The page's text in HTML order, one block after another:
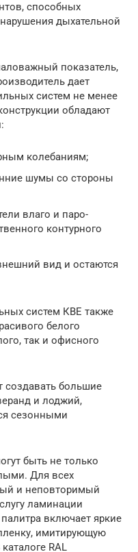
способных
дыхательной
показатель,
дает
систем не менее
обладают
колебаниям;
шумы со стороны
влаго и паро-
контурного
вид и остаются
систем КВЕ также
белого
так и офисного
большие
и лоджий,
сезонными
быть не только
Для всех
и неповторимый
ламинации
включает яркие
имитирующую
RAL